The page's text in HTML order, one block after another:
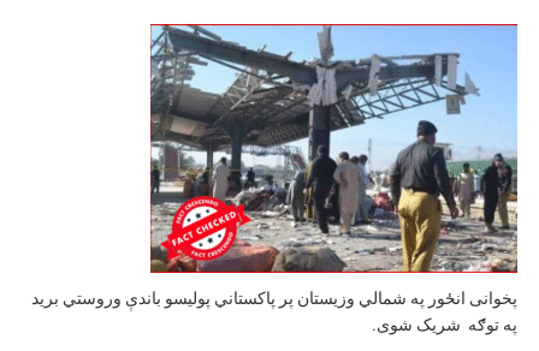
پخوانی انځور په شمالي وزيستان پر پاکستاني پولیسو باندې وروستي برید
په توګه شریک شوی.